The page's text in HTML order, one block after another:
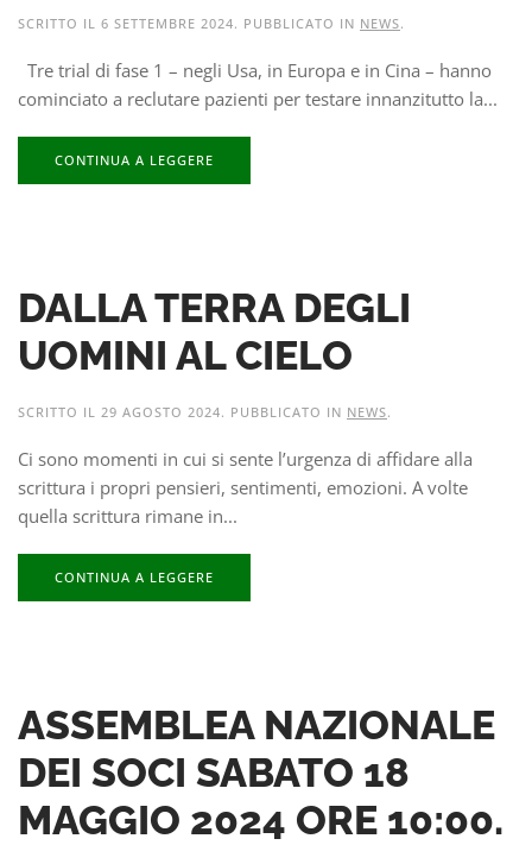
SCRITTO IL 6 SETTEMBRE 2024. PUBBLICATO IN NEWS.
Tre trial di fase 1 – negli Usa, in Europa e in Cina – hanno
cominciato a reclutare pazienti per testare innanzitutto la...
CONTINUA A LEGGERE
DALLA TERRA DEGLI
UOMINI AL CIELO
SCRITTO IL 29 AGOSTO 2024. PUBBLICATO IN NEWS.
Ci sono momenti in cui si sente l’urgenza di affidare alla
scrittura i propri pensieri, sentimenti, emozioni. A volte
quella scrittura rimane in...
CONTINUA A LEGGERE
ASSEMBLEA NAZIONALE
DEI SOCI SABATO 18
MAGGIO 2024 ORE 10:00.